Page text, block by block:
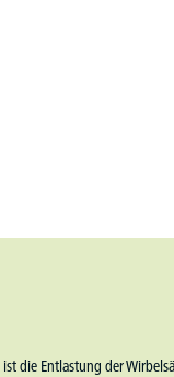
die Entlastung der